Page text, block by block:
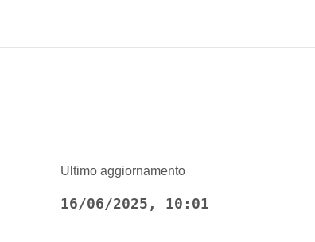
Ultimo aggiornamento
16/06/2025, 10:01